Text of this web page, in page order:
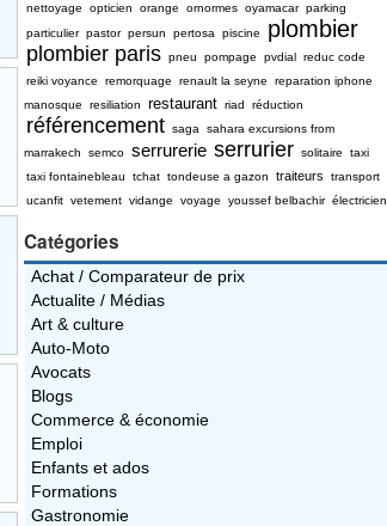
nettoyage
opticien orange ornormes oyamacar parking
particulier pastor persun pertosa piscine plombier
plombier paris pneu pompage pvdial reduc code
reiki voyance
remorquage renault la seyne
reparation iphone
manosque
resiliation restaurant riad réduction
référencement saga
sahara excursions from
marrakech
semco serrurerie serrurier solitaire
taxi
taxi fontainebleau
tchat tondeuse a gazon traiteurs
transport
ucanfit vetement vidange voyage youssef belbachir électricien
Catégories
Achat / Comparateur de prix
Actualite / Médias
Art & culture
Auto-Moto
Avocats
Blogs
Commerce & économie
Emploi
Enfants et ados
Formations
Gastronomie